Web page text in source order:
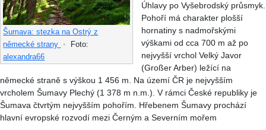
Šumava: stezka na Ostrý z
německé strany •
Foto:
alexandra66
Úhlavy po Vyšebrodský průsmyk.
Pohoří má charakter plošší
hornatiny s nadmořskými
výškami od cca 700 m až po
nejvyšší vrchol Velký Javor
(Großer Arber) ležící na
německé straně s výškou 1 456 m. Na území ČR je nejvyšším
vrcholem Šumavy Plechý (1 378 m n.m.). V rámci České republiky je
Šumava čtvrtým nejvyšším pohořím. Hřebenem Šumavy prochází
hlavní evropské rozvodí mezi Černým a Severním mořem